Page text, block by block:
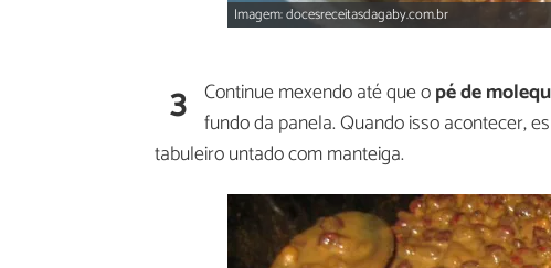
Imagem: docesreceitasdagaby.com.br
3 Continue mexendo até que opé de
fundo da panela. Quando isso acontecer,
tabuleiro untado com manteiga.